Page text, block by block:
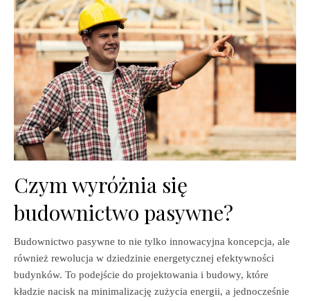
Czym wyróżnia się
budownictwo pasywne?
Budownictwo pasywne to nie tylko innowacyjna koncepcja, ale
również rewolucja w dziedzinie energetycznej efektywności
budynków. To podejście do projektowania i budowy, które
kładzie nacisk na minimalizację zużycia energii, a jednocześnie